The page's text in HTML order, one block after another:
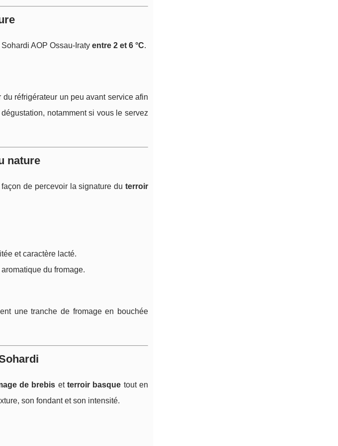
AOP Ossau‑Iraty entre 2 et 6 °C.
du réfrigérateur un peu avant service afin
notamment si vous le servez
nature
façon de percevoir la signature duterroir
et caractère lacté.
du fromage.
une tranche de fromage en bouchée
de brebis etterroir basque tout en
son fondant et son intensité.